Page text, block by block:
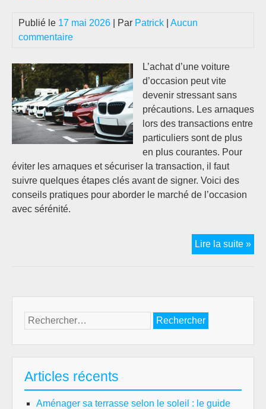
Publié le 17 mai 2026 | Par Patrick
Aucun
commentaire
L’achat d’une voiture
d’occasion peut vite
devenir stressant sans
précautions. Les arnaques
lors des transactions entre
particuliers sont de plus
en plus courantes. Pour
éviter les arnaques et sécuriser la transaction, il faut
suivre quelques étapes clés avant de signer. Voici des
conseils pratiques pour aborder le marché de l’occasion
avec sérénité.
Lire la suite »
les
Rechercher :
Articles récents
Aménager sa terrasse selon le soleil : le guide